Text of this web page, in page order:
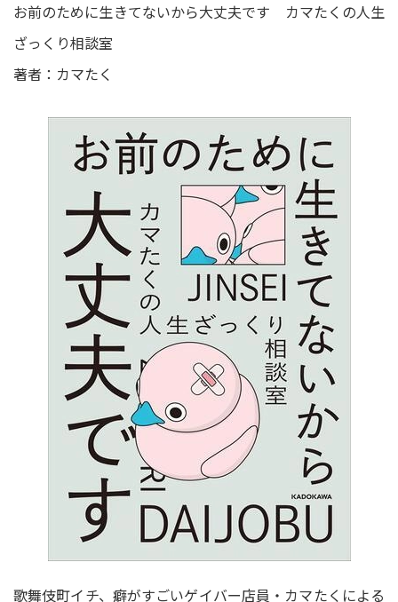
お前のために生きてないから大丈夫です カマたくの人生
ざっくり相談室
著者：カマたく
歌舞伎町イチ、癖がすごいゲイバー店員・カマたくによる